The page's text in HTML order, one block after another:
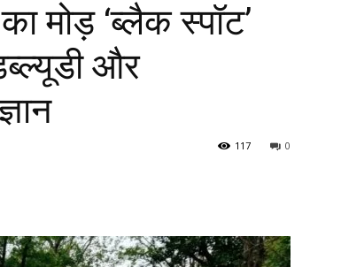
का मोड़ ‘ब्लैक स्पॉट’
और
0
117